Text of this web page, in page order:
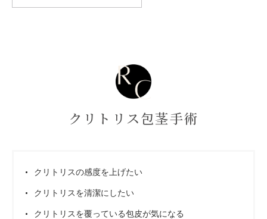
クリトリス包茎手術
クリトリスの感度を上げたい
クリトリスを清潔にしたい
クリトリスを覆っている包皮が気になる